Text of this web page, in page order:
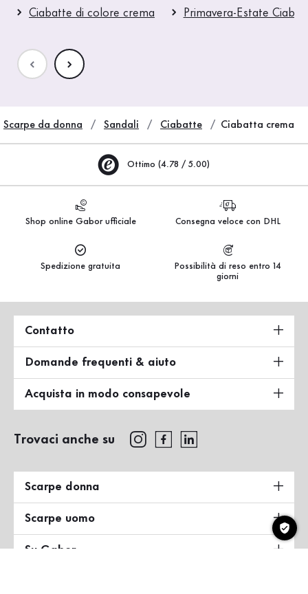
Ciabatte di colore crema Primavera-Estate
Scarpe da donna Sandali Ciabatte Ciabatta crema
Ottimo (4.78 / 5.00)
Shop online Gabor ufficiale Consegna veloce con DHL
Spedizione gratuita
Possibilità di reso entro 14
giorni
Contatto
Domande frequenti & aiuto
Acquista in modo consapevole
Trovaci anche su
Scarpe donna
Scarpe uomo
Su Gabor